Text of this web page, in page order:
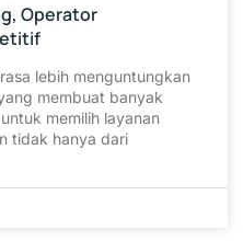
Operator
lebih menguntungkan
membuat banyak
memilih layanan
tidak hanya dari